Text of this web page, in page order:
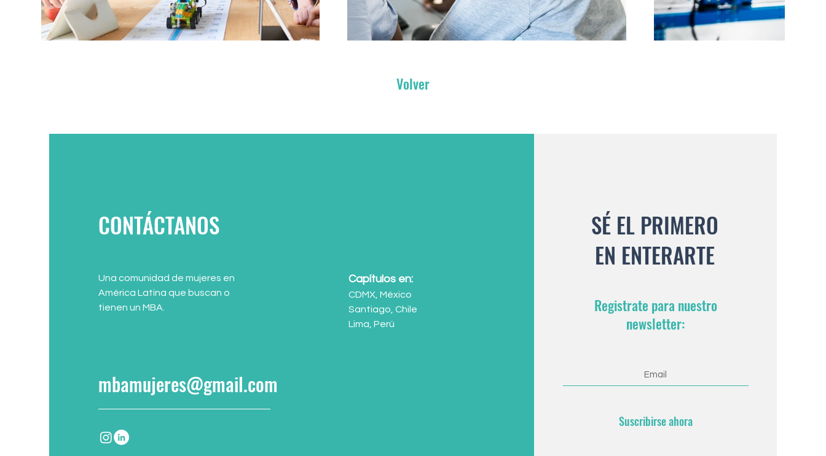
Volver
CONTÁCTANOS
Una comunidad de mujeres en
América Latina que buscan o
tienen un MBA.
Capítulos en:
CDMX, México
Santiago, Chile
Lima, Perú
mbamujeres@gmail.com
SÉ EL PRIMERO
EN ENTERARTE
Registrate para nuestro
newsletter:
Suscribirse ahora